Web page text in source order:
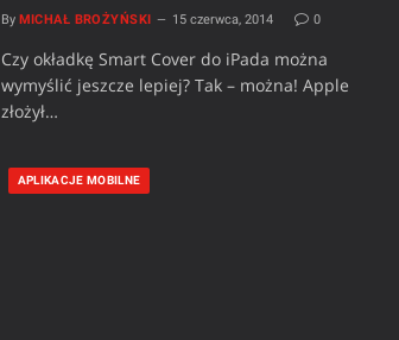
By MICHAŁ BROŻYŃSKI 15 czerwca, 2014 0
Czy okładkę Smart Cover do iPada można
wymyślić jeszcze lepiej? Tak – można! Apple
złożył…
APLIKACJE MOBILNE